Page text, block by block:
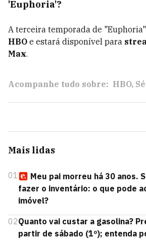
'Euphoria'?
A terceira temporada de
HBO e estará disponível para
Max.
Acompanhe tudo sobre: HBO
Mais lidas
01
Meu pai morreu há 30 anos.
fazer o inventário: o que pode
imóvel?
02Quanto vai custar a gasolina?
partir de sábado (1º); entenda